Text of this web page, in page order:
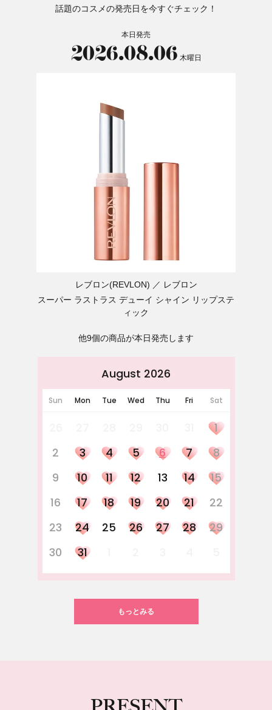
話題のコスメの発売日を今すぐチェック！
本日発売
2026.08.06 木曜日
レブロン(REVLON)
レブロン
スーパー ラストラス デューイ シャイン リップステ
ィック
他9個の商品が本日発売します
August 2026
Sun Mon Tue Wed Thu Fri Sat
1
2
3 4 5 6 7
8
9
10 11 12 13 14
15
16
17 18 19 20 21
22
23
24 25 26 27 28
29
30
31
もっとみる